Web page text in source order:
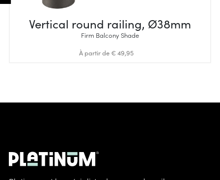
Vertical round railing, Ø38mm
Firm Balcony Shade
À partir de € 49,95